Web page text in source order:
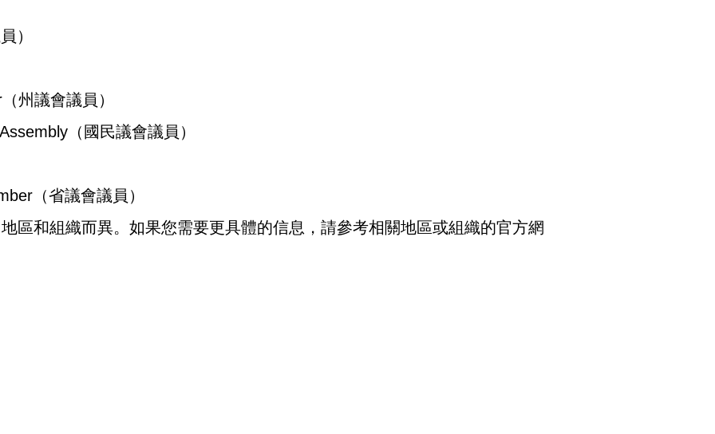
）
州議會議員）
（國民議會議員）
（省議會議員）
區和組織而異。如果您需要更具體的信息，請參考相關地區或組織的官方網